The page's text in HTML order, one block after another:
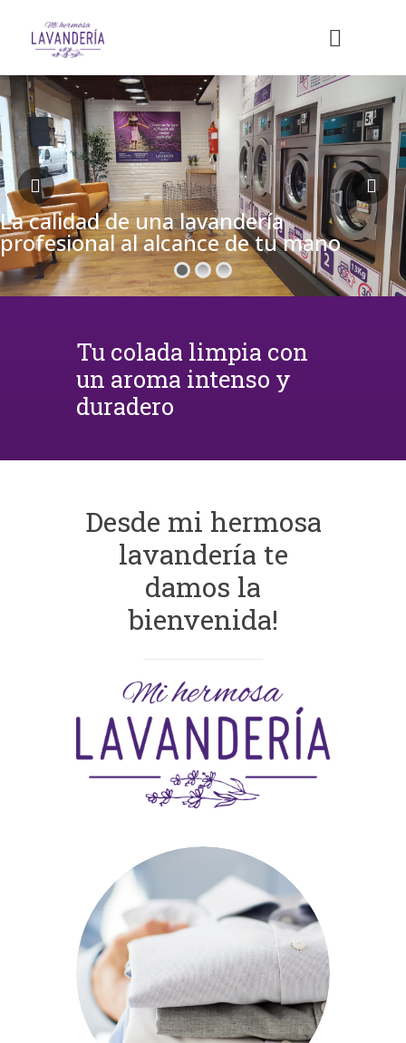
La calidad de una lavandería
profesional al alcance de tu mano
Tu colada limpia con
un aroma intenso y
duradero
Desde mi hermosa
lavandería te
damos la
bienvenida!